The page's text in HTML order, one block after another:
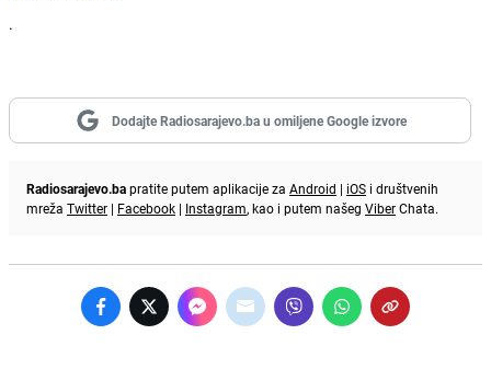
.
Dodajte Radiosarajevo.ba u omiljene Google izvore
Radiosarajevo.bapratite putem aplikacije za Android | iOS i društvenih
mreža Twitter | Facebook | Instagram, kao i putem našeg ViberChata.